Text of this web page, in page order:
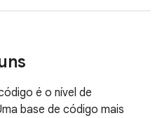
é o nível de
base de código mais